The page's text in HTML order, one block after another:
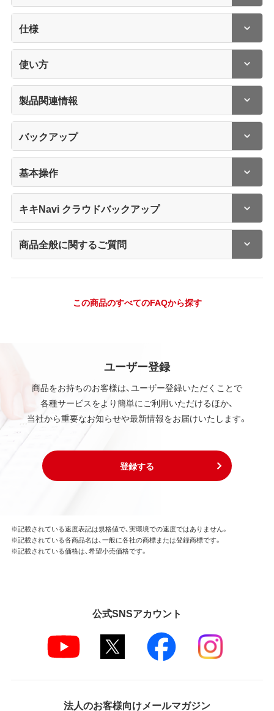
仕様
使い方
製品関連情報
バックアップ
基本操作
キキNavi クラウドバックアップ
商品全般に関するご質問
この商品のすべてのFAQから探す
ユーザー登録
商品をお持ちのお客様は、ユーザー登録いただくことで
各種サービスをより簡単にご利用いただけるほか、
当社から重要なお知らせや最新情報をお届けいたします。
登録する
※記載されている速度表記は規格値で、実環境での速度ではありません。
※記載されている各商品名は、一般に各社の商標または登録商標です。
※記載されている価格は、希望小売価格です。
公式SNSアカウント
法人のお客様向けメールマガジン